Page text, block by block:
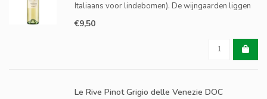
Italiaans voor lindebomen). De wijngaarden liggen
aan de oostkant van het Gardameer. Deze wijn ruikt
naar perzik en bloemen en smaakt licht en fruitig met
€9,50
Le Rive Pinot Grigio delle Venezie DOC